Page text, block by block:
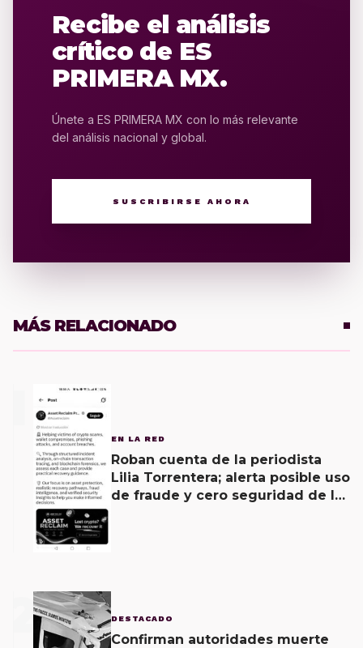
Recibe el análisis
crítico de ES
PRIMERA MX.
Únete a ES PRIMERA MX con lo más relevante
del análisis nacional y global.
SUSCRIBIRSE AHORA
MÁS RELACIONADO
EN LA RED
Roban cuenta de la periodista
Lilia Torrentera; alerta posible uso
de fraude y cero seguridad de la
2 DESTACADO
Confirman autoridades muerte